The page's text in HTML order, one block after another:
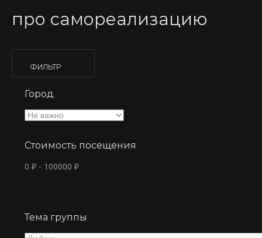
про самореализацию
ФИЛЬТР
Город
Стоимость посещения
0 ₽- 100000 ₽
Тема группы